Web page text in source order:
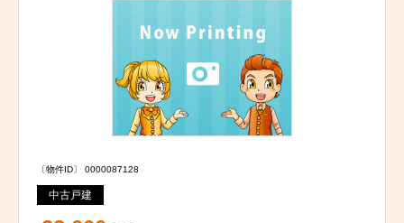
〔物件ID〕 0000087128
中古戸建